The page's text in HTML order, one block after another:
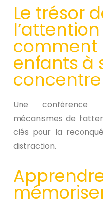
Le trésor
l’attention
comment
enfants à
Une conférence
mécanismes de
clés pour la
distraction.